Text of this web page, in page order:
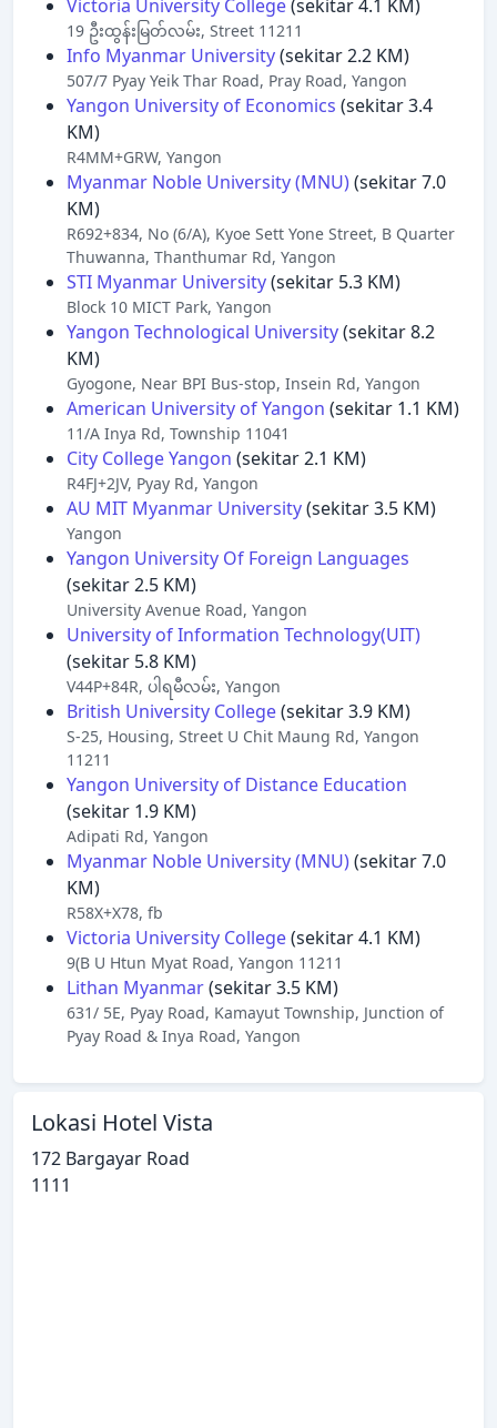
Victoria University College(sekitar 4.1 KM)
19 ဦးထွန်းမြတ်လမ်း, Street 11211
Info Myanmar University(sekitar 2.2 KM)
507/7 Pyay Yeik Thar Road, Pray Road, Yangon
Yangon University of Economics (sekitar 3.4
KM)
R4MM+GRW, Yangon
Myanmar Noble University (MNU)(sekitar 7.0
KM)
R692+834, No (6/A), Kyoe Sett Yone Street, B Quarter
Thuwanna, Thanthumar Rd, Yangon
STI Myanmar University(sekitar 5.3 KM)
Block 10 MICT Park, Yangon
Yangon Technological University(sekitar 8.2
KM)
Gyogone, Near BPI Bus-stop, Insein Rd, Yangon
American University of Yangon (sekitar 1.1 KM)
11/A Inya Rd, Township 11041
City College Yangon (sekitar 2.1 KM)
R4FJ+2JV, Pyay Rd, Yangon
AU MIT Myanmar University(sekitar 3.5 KM)
Yangon
Yangon University Of Foreign Languages
(sekitar 2.5 KM)
University Avenue Road, Yangon
University of Information Technology(UIT)
(sekitar 5.8 KM)
V44P+84R, ပါရမီလမ်း, Yangon
British University College(sekitar 3.9 KM)
S-25, Housing, Street U Chit Maung Rd, Yangon
11211
Yangon University of Distance Education
(sekitar 1.9 KM)
Adipati Rd, Yangon
Myanmar Noble University (MNU)(sekitar 7.0
KM)
R58X+X78, fb
Victoria University College(sekitar 4.1 KM)
9(B U Htun Myat Road, Yangon 11211
Lithan Myanmar(sekitar 3.5 KM)
631/ 5E, Pyay Road, Kamayut Township, Junction of
Pyay Road & Inya Road, Yangon
Lokasi Hotel Vista
172 Bargayar Road
1111